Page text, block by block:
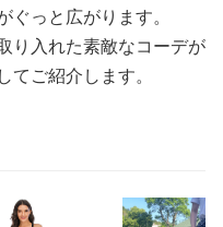
っと広がります。
り入れた素敵なコーデが
ご紹介します。